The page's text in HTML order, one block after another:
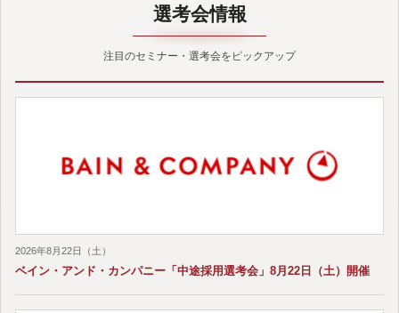
選考会情報
注目のセミナー・選考会をピックアップ
2026年8月22日（土）
ベイン・アンド・カンパニー「中途採用選考会」8月22日（土）開催